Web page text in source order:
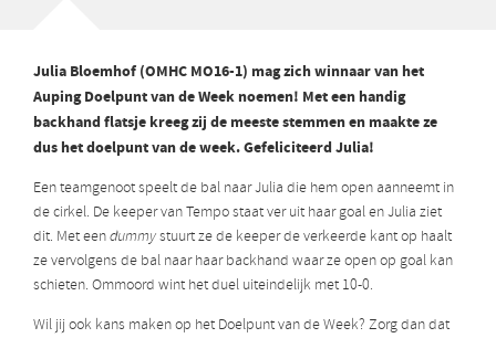
Julia Bloemhof (OMHC MO16-1) mag zich winnaar van het
Auping Doelpunt van de Week noemen! Met een handig
backhand flatsje kreeg zij de meeste stemmen en maakte ze
dus het doelpunt van de week. Gefeliciteerd Julia!
Een teamgenoot speelt de bal naar Julia die hem open aanneemt in
de cirkel. De keeper van Tempo staat ver uit haar goal en Julia ziet
dit. Met eendummystuurt ze de keeper de verkeerde kant op haalt
ze vervolgens de bal naar haar backhand waar ze open op goal kan
schieten. Ommoord wint het duel uiteindelijk met 10-0.
Wil jij ook kans maken op het Doelpunt van de Week? Zorg dan dat